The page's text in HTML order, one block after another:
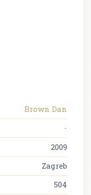
Brown Dan
-
2009
Zagreb
504